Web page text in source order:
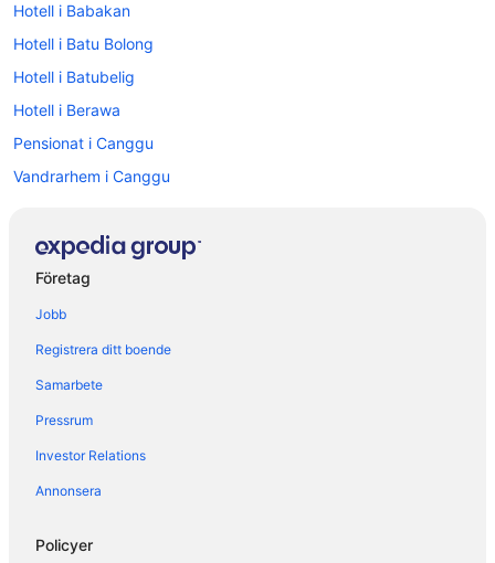
Hotell i Babakan
Hotell i Batu Bolong
Hotell i Batubelig
Hotell i Berawa
Pensionat i Canggu
Vandrarhem i Canggu
Pensionat i Denpasar
Hotell i Dewi Sri
5-Stjärniga hotell i Seminyak
Hotell i Abiansemal
Hotell i Legian
Företag
Jobb
Registrera ditt boende
Samarbete
Pressrum
Investor Relations
Annonsera
Policyer